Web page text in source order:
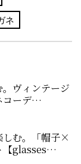
ネ
ヴィンテージ
コーデ
しむ。「帽子×
【glasses